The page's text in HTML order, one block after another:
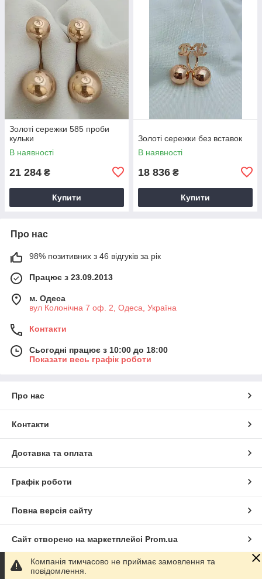
Золоті сережки 585 проби
кульки
В наявності
21 284 ₴
Купити
Золоті сережки без вставок
В наявності
18 836 ₴
Купити
Про нас
98% позитивних з 46 відгуків за рік
Працює з 23.09.2013
м. Одеса
вул Колонічна 7 оф. 2, Одеса, Україна
Контакти
Сьогодні працює з 10:00 до 18:00
Показати весь графік роботи
Про нас
Контакти
Доставка та оплата
Графік роботи
Повна версія сайту
Сайт створено на маркетплейсі Prom.ua
Політика конфіденційності
Компанія тимчасово не приймає замовлення та
повідомлення.